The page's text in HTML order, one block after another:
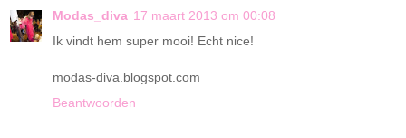
Modas_diva 17 maart 2013 om 00:08
Ik vindt hem super mooi! Echt nice!
modas-diva.blogspot.com
Beantwoorden